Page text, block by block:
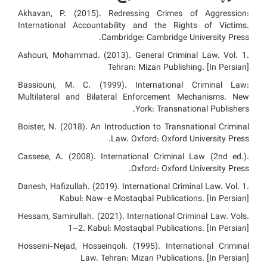
Akhavan, P. (2015). Redressing Crimes of Aggression:
International Accountability and the Rights of Victims.
Cambridge: Cambridge University Press.
Ashouri, Mohammad. (2013). General Criminal Law. Vol. 1.
Tehran: Mizan Publishing. [In Persian]
Bassiouni, M. C. (1999). International Criminal Law:
Multilateral and Bilateral Enforcement Mechanisms. New
York: Transnational Publishers.
Boister, N. (2018). An Introduction to Transnational Criminal
Law. Oxford: Oxford University Press.
Cassese, A. (2008). International Criminal Law (2nd ed.).
Oxford: Oxford University Press.
Danesh, Hafizullah. (2019). International Criminal Law. Vol. 1.
Kabul: Naw-e Mostaqbal Publications. [In Persian]
Hessam, Samirullah. (2021). International Criminal Law. Vols.
1–2. Kabul: Mostaqbal Publications. [In Persian]
Hosseini-Nejad, Hosseinqoli. (1995). International Criminal
Law. Tehran: Mizan Publications. [In Persian]